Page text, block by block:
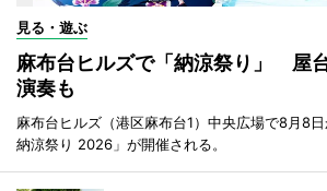
見る・遊ぶ
麻布台ヒルズで「納涼祭り」 屋
演奏も
麻布台ヒルズ（港区麻布台1）中央広場で8月8
納涼祭り 2026」が開催される。